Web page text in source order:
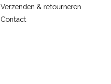
Verzenden & retourneren
Contact